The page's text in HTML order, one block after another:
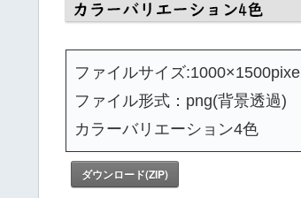
ファイルサイズ:1000×1500pixel
ファイル形式：png(背景透過)
カラーバリエーション4色
ダウンロード(ZIP)